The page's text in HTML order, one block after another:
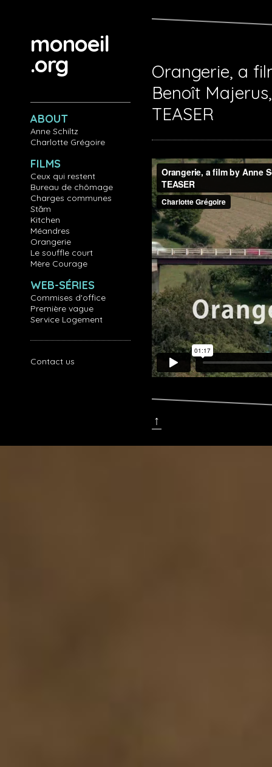
monoeil
.org
ABOUT
Anne Schiltz
Charlotte Grégoire
FILMS
Ceux qui restent
Bureau de chômage
Charges communes
Stăm
Kitchen
Méandres
Orangerie
Le souffle court
Mère Courage
WEB-SÉRIES
Commises d'office
Première vague
Service Logement
Contact us
Orangerie, a
Benoît
TEASER
↑